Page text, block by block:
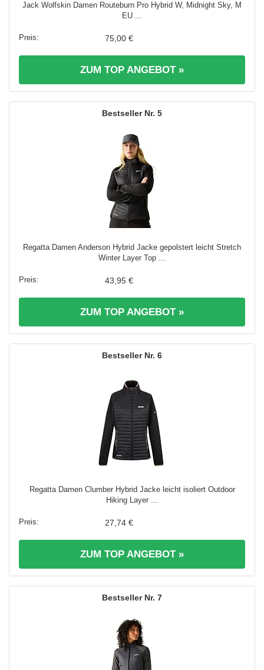
Jack Wolfskin Damen Routeburn Pro Hybrid W, Midnight Sky, M
EU ...
75,00 €
ZUM TOP ANGEBOT »
5
Regatta Damen Anderson Hybrid Jacke gepolstert leicht Stretch
Winter Layer Top ...
43,95 €
ZUM TOP ANGEBOT »
6
Regatta Damen Clumber Hybrid Jacke leicht isoliert Outdoor
Hiking Layer ...
27,74 €
ZUM TOP ANGEBOT »
7